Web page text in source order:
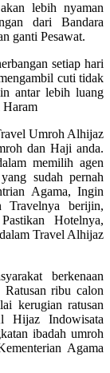
lebih nyaman
dari Bandara
ganti Pesawat.
setiap hari
cuti tidak
antar lebih luang
Haram
Umroh Alhijaz
dan Haji anda.
memilih agen
sudah pernah
Agama, Ingin
berijin,
Hotelnya,
Travel Alhijaz
berkenaan
ribu calon
kerugian ratusan
Indowisata
ibadah umroh
Agama